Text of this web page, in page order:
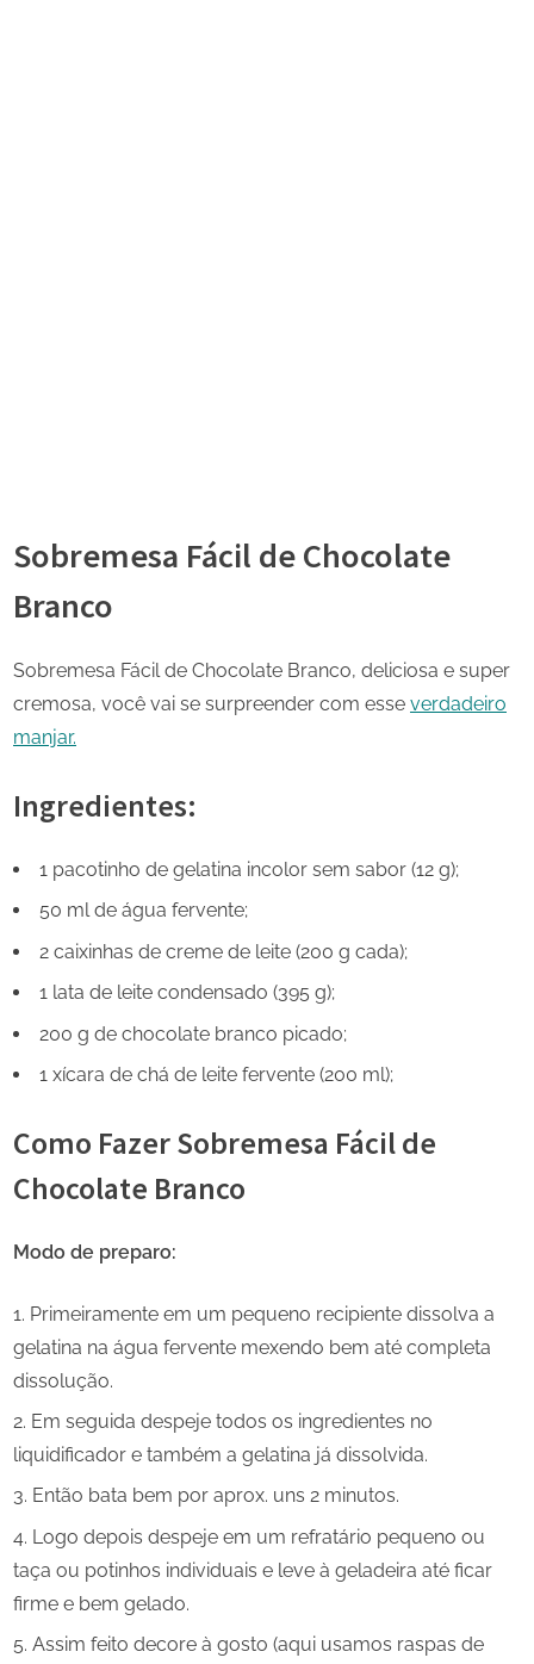
Sobremesa Fácil de Chocolate
Branco
Sobremesa Fácil de Chocolate Branco, deliciosa e super
cremosa, você vai se surpreender com esse verdadeiro
manjar.
Ingredientes:
1 pacotinho de gelatina incolor sem sabor (12 g);
50 ml de água fervente;
2 caixinhas de creme de leite (200 g cada);
1 lata de leite condensado (395 g);
200 g de chocolate branco picado;
1 xícara de chá de leite fervente (200 ml);
Como Fazer Sobremesa Fácil de
Chocolate Branco
Modo de preparo:
Primeiramente em um pequeno recipiente dissolva a
gelatina na água fervente mexendo bem até completa
dissolução.
Em seguida despeje todos os ingredientes no
liquidificador e também a gelatina já dissolvida.
Então bata bem por aprox. uns 2 minutos.
Logo depois despeje em um refratário pequeno ou
taça ou potinhos individuais e leve à geladeira até ficar
firme e bem gelado.
Assim feito decore à gosto (aqui usamos raspas de